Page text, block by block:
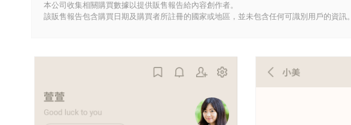
本公司收集相關購買數據以提供販售報告給內容創作者。
該販售報告包含購買日期及購買者所註冊的國家或地區，並未包含任何可識別用戶的資訊。